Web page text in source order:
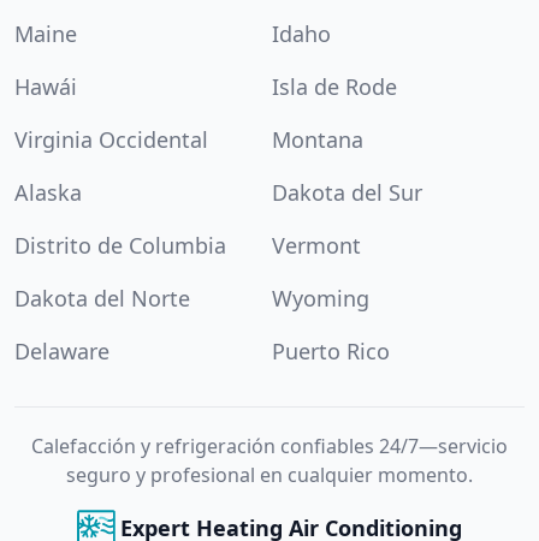
Maine
Idaho
Hawái
Isla de Rode
Virginia Occidental
Montana
Alaska
Dakota del Sur
Distrito de Columbia
Vermont
Dakota del Norte
Wyoming
Delaware
Puerto Rico
Calefacción y refrigeración confiables 24/7—servicio
seguro y profesional en cualquier momento.
Expert Heating Air Conditioning